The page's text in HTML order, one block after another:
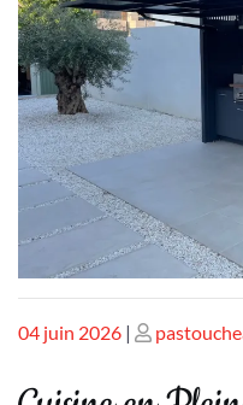
Publié
04 juin 2026 | Publié